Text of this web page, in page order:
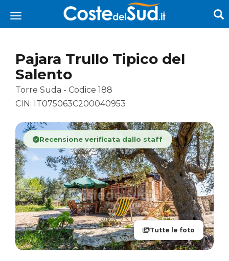
Pajara Trullo Tipico del
Salento
Torre Suda - Codice 188
CIN: IT075063C200040953
Recensione verificata dallo staff
Tutte le foto